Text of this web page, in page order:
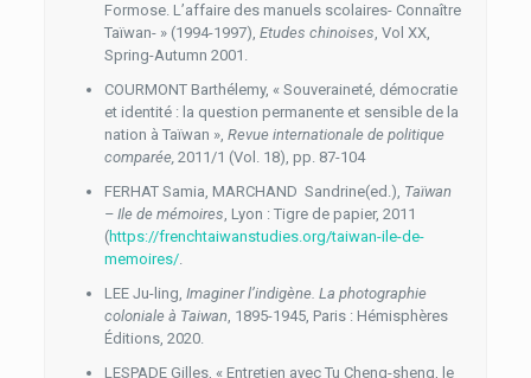
Formose. L’affaire des manuels scolaires- Connaître
Taïwan- » (1994-1997), Etudes chinoises, Vol XX,
Spring-Autumn 2001.
COURMONT Barthélemy, « Souveraineté, démocratie
et identité : la question permanente et sensible de la
nation à Taïwan », Revue internationale de politique
comparée, 2011/1 (Vol. 18), pp. 87-104
FERHAT Samia, MARCHAND Sandrine(ed.), Taïwan
– Ile de mémoires, Lyon : Tigre de papier, 2011
(https://frenchtaiwanstudies.org/taiwan-ile-de-
memoires/.
LEE Ju-ling, Imaginer l’indigène. La photographie
coloniale à Taiwan, 1895-1945, Paris : Hémisphères
Éditions, 2020.
LESPADE Gilles, « Entretien avec Tu Cheng-sheng, le